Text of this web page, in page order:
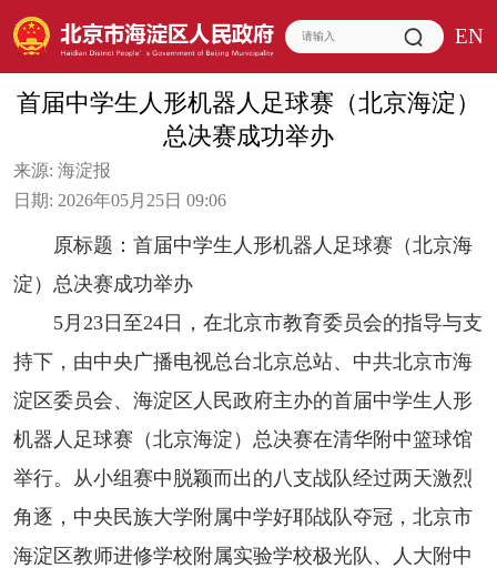
EN
首届中学生人形机器人足球赛（北京海淀）
总决赛成功举办
来源: 海淀报
日期: 2026年05月25日 09:06
原标题：首届中学生人形机器人足球赛（北京海
淀）总决赛成功举办
5月23日至24日，在北京市教育委员会的指导与支
持下，由中央广播电视总台北京总站、中共北京市海
淀区委员会、海淀区人民政府主办的首届中学生人形
机器人足球赛（北京海淀）总决赛在清华附中篮球馆
举行。从小组赛中脱颖而出的八支战队经过两天激烈
角逐，中央民族大学附属中学好耶战队夺冠，北京市
海淀区教师进修学校附属实验学校极光队、人大附中